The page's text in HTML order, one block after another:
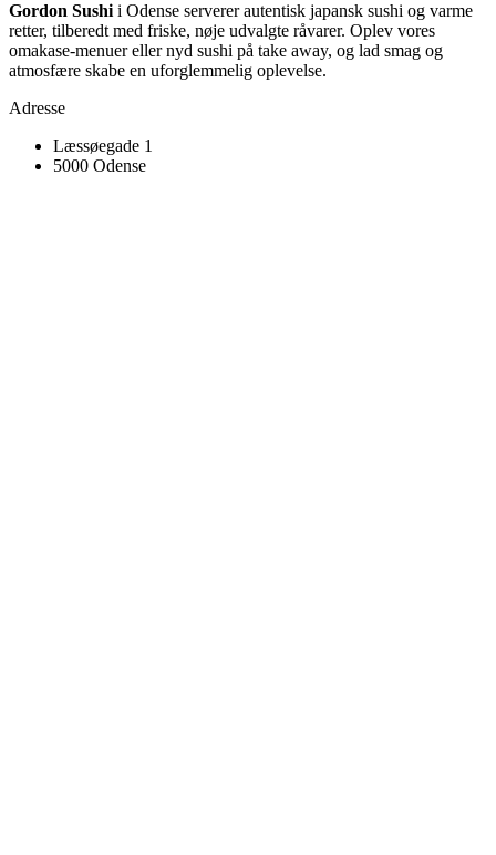
Gordon Sushi i Odense serverer autentisk japansk sushi og varme
retter, tilberedt med friske, nøje udvalgte råvarer. Oplev vores
omakase-menuer eller nyd sushi på take away, og lad smag og
atmosfære skabe en uforglemmelig oplevelse.
Adresse
Læssøegade 1
5000 Odense